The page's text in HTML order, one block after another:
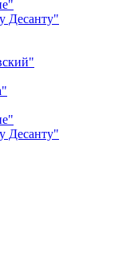
Десанту"
Десанту"